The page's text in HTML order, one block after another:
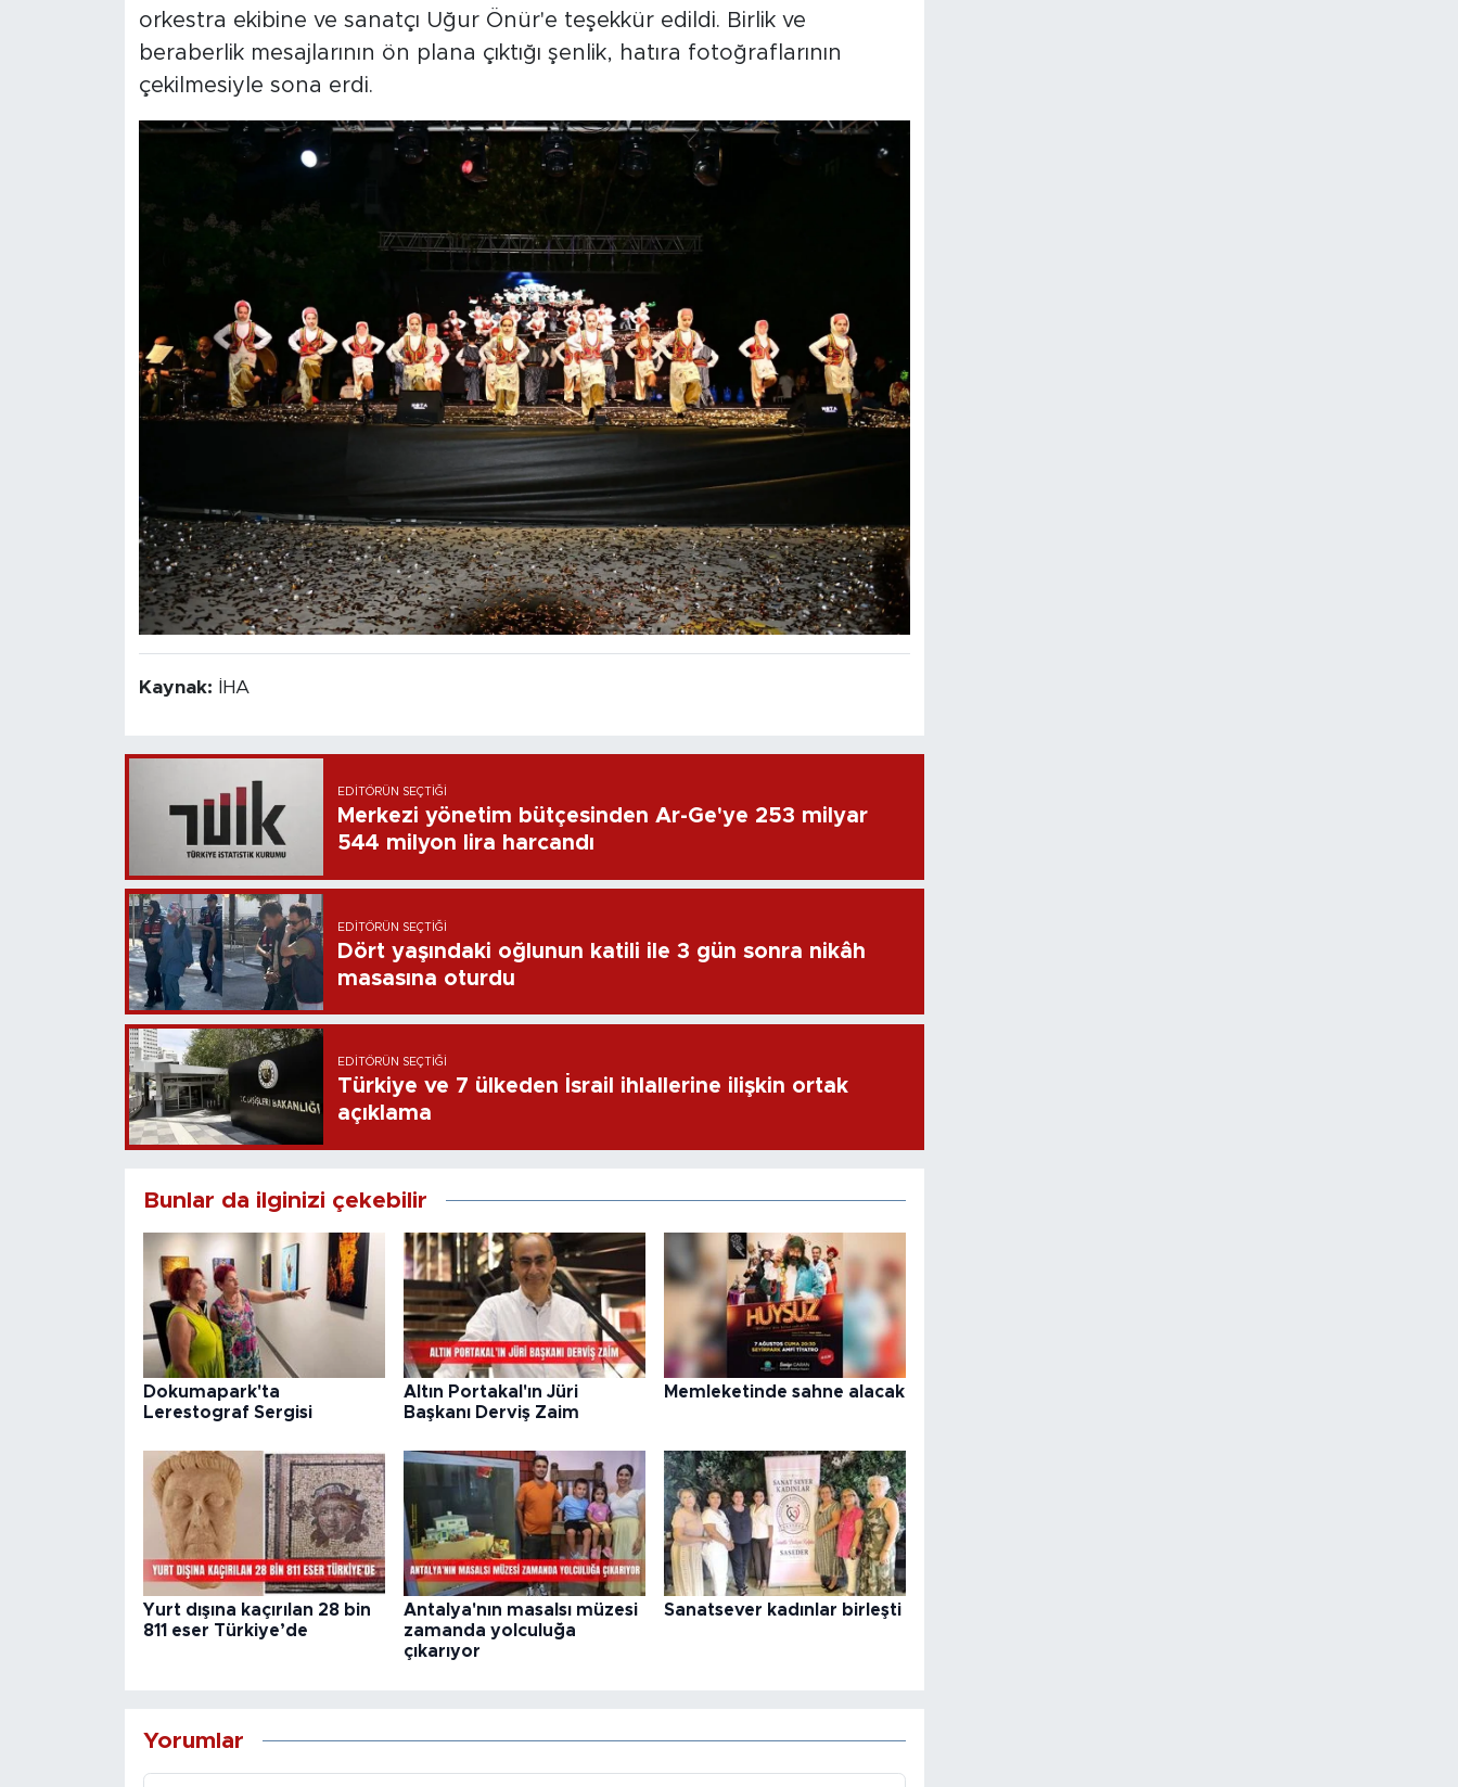
orkestra ekibine ve sanatçı Uğur Önür'e teşekkür edildi. Birlik ve
beraberlik mesajlarının ön plana çıktığı şenlik, hatıra fotoğraflarının
çekilmesiyle sona erdi.
Kaynak: İHA
EDITÖRÜN SEÇTIĞI
Merkezi yönetim bütçesinden Ar-Ge'ye 253 milyar
544 milyon lira harcandı
EDITÖRÜN SEÇTIĞI
Dört yaşındaki oğlunun katili ile 3 gün sonra nikâh
masasına oturdu
EDITÖRÜN SEÇTIĞI
Türkiye ve 7 ülkeden İsrail ihlallerine ilişkin ortak
açıklama
Bunlar da ilginizi çekebilir
Dokumapark'ta
Lerestograf Sergisi
Altın Portakal'ın Jüri
Başkanı Derviş Zaim
Memleketinde sahne alacak
Yurt dışına kaçırılan 28 bin
811 eser Türkiye’de
Antalya'nın masalsı müzesi
zamanda yolculuğa
çıkarıyor
Sanatsever kadınlar birleşti
Yorumlar